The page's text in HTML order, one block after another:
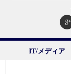
IT/メディア